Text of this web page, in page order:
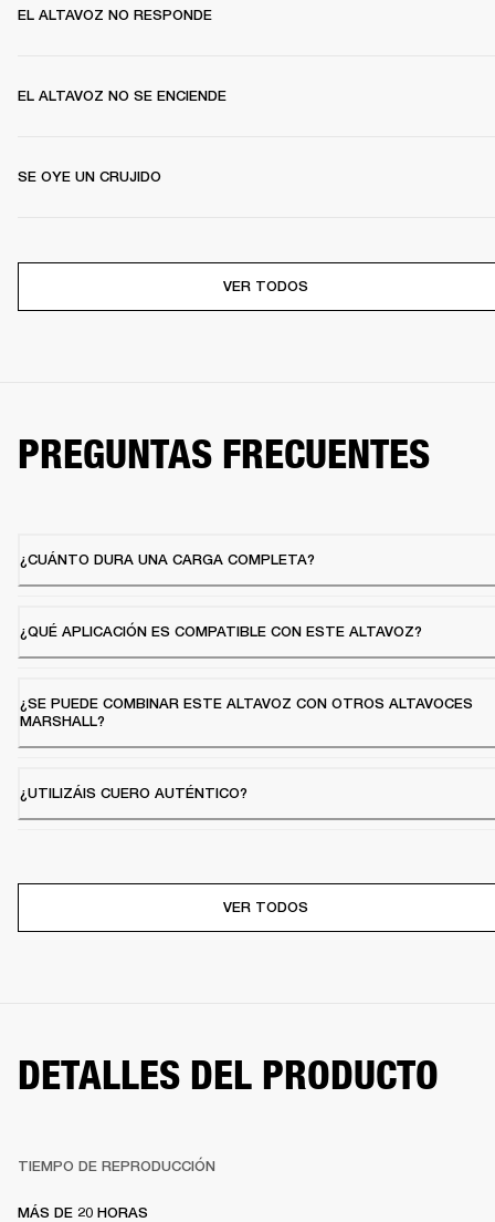
EL ALTAVOZ NO RESPONDE
EL ALTAVOZ NO SE ENCIENDE
SE OYE UN CRUJIDO
VER TODOS
PREGUNTAS FRECUENTES
¿CUÁNTO DURA UNA CARGA COMPLETA?
¿QUÉ APLICACIÓN ES COMPATIBLE CON ESTE ALTAVOZ?
¿SE PUEDE COMBINAR ESTE ALTAVOZ CON OTROS ALTAVOCES
MARSHALL?
¿UTILIZÁIS CUERO AUTÉNTICO?
VER TODOS
DETALLES DEL PRODUCTO
TIEMPO DE REPRODUCCIÓN
MÁS DE 20 HORAS